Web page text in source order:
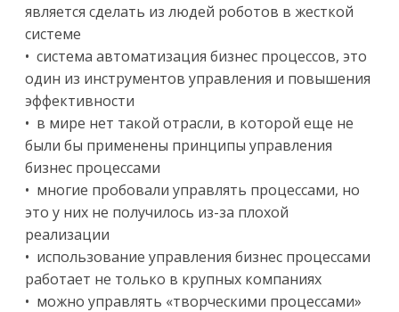
является сделать из людей роботов в жесткой
системе
• система автоматизация бизнес процессов, это
один из инструментов управления и повышения
эффективности
• в мире нет такой отрасли, в которой еще не
были бы применены принципы управления
бизнес процессами
• многие пробовали управлять процессами, но
это у них не получилось из-за плохой
реализации
• использование управления бизнес процессами
работает не только в крупных компаниях
• можно управлять «творческими процессами»